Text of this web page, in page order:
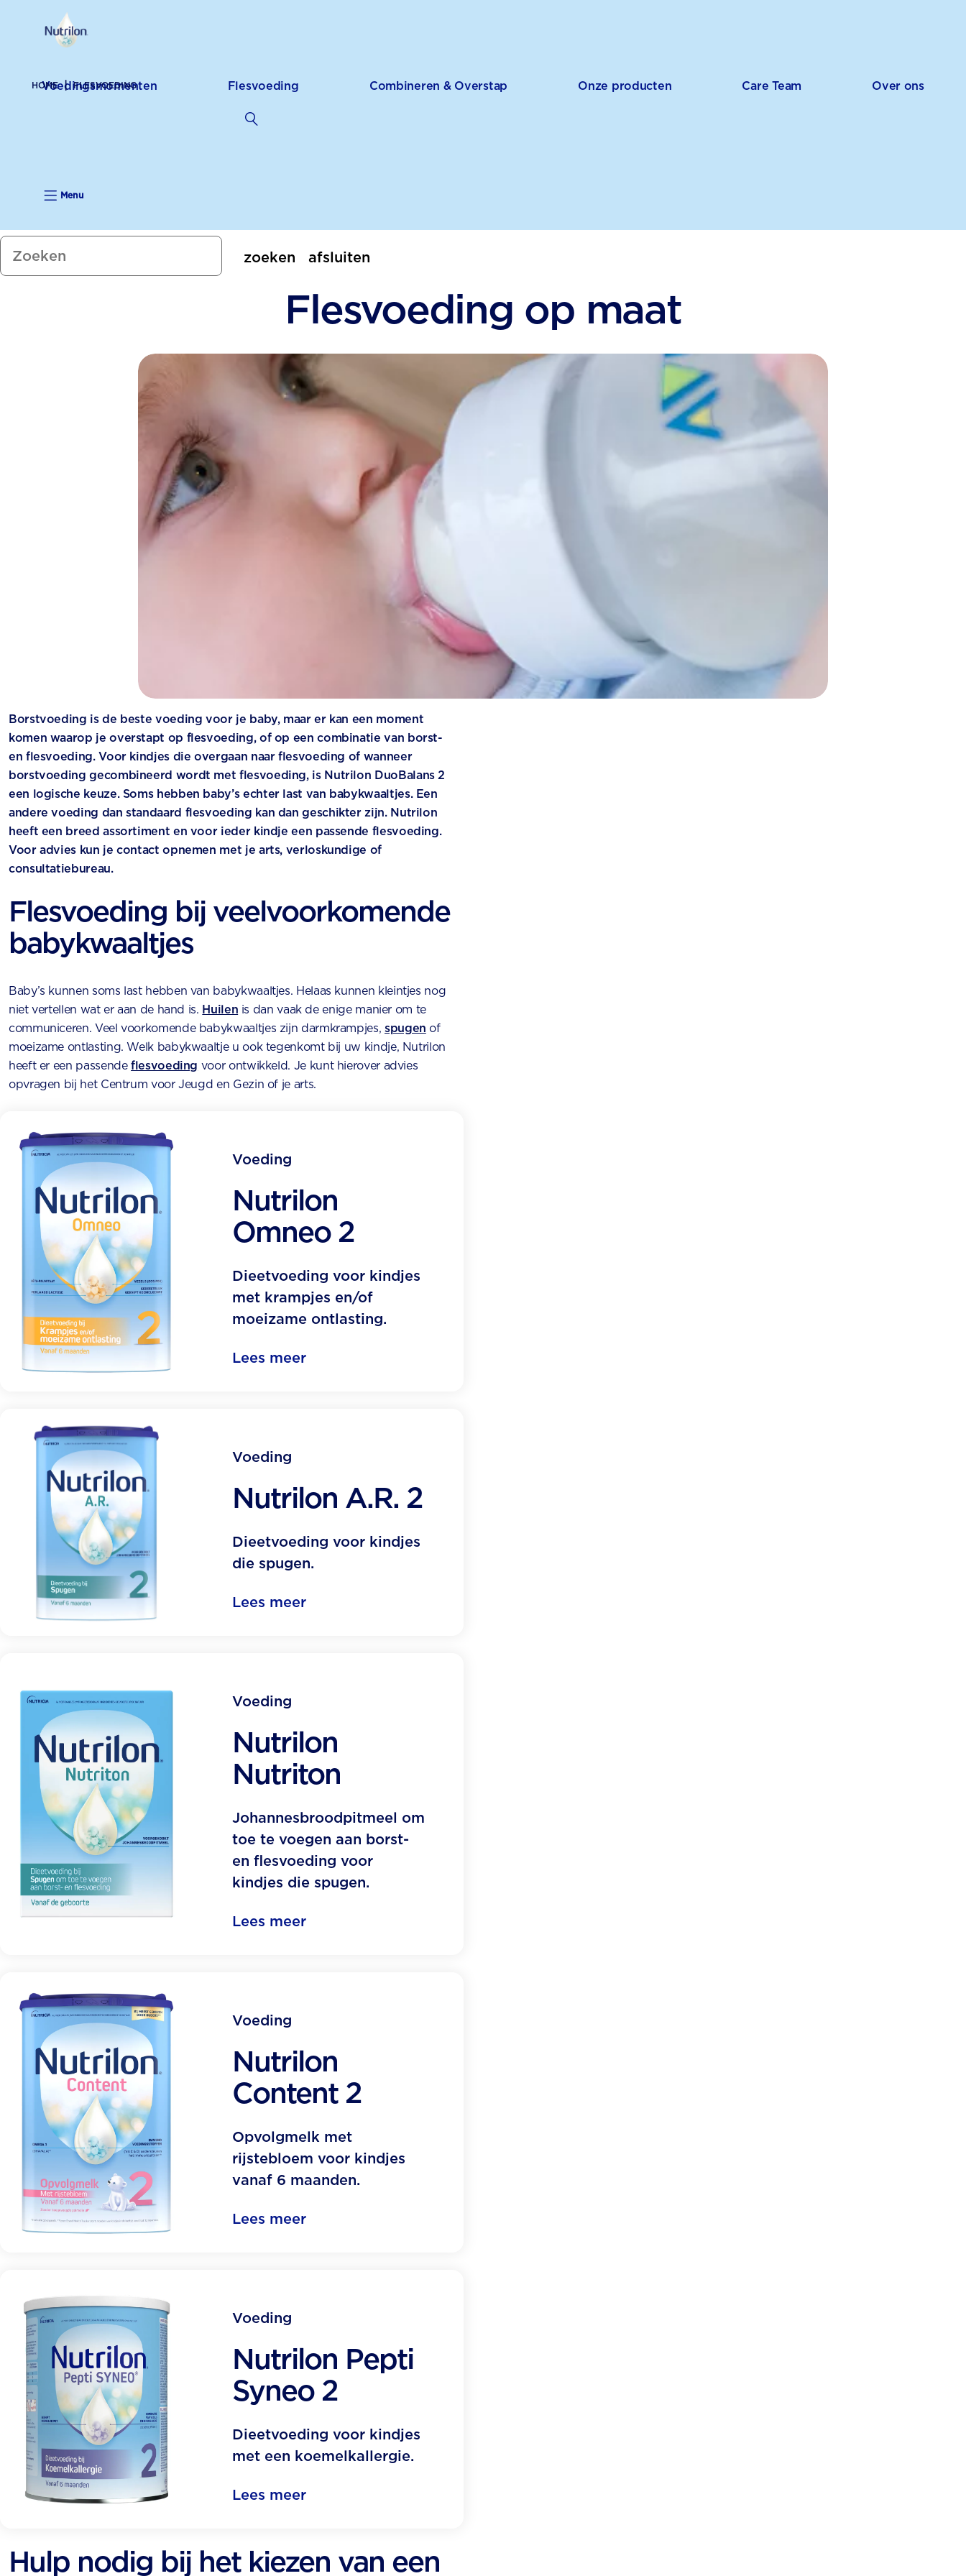
Voedingsmomenten Flesvoeding Combineren & Overstap Onze producten Care Team Over ons
Menu
zoeken afsluiten
Flesvoeding op maat
HOME FLESVOEDING
Borstvoeding is de beste voeding voor je baby, maar er kan een moment
komen waarop je overstapt op flesvoeding, of op een combinatie van borst-
en flesvoeding. Voor kindjes die overgaan naar flesvoeding of wanneer
borstvoeding gecombineerd wordt met flesvoeding, is Nutrilon DuoBalans 2
een logische keuze. Soms hebben baby’s echter last van babykwaaltjes. Een
andere voeding dan standaard flesvoeding kan dan geschikter zijn. Nutrilon
heeft een breed assortiment en voor ieder kindje een passende flesvoeding.
Voor advies kun je contact opnemen met je arts, verloskundige of
consultatiebureau.
Flesvoeding bij veelvoorkomende
babykwaaltjes
Baby’s kunnen soms last hebben van babykwaaltjes. Helaas kunnen kleintjes nog
niet vertellen wat er aan de hand is. Huilen is dan vaak de enige manier om te
communiceren. Veel voorkomende babykwaaltjes zijn darmkrampjes, spugen of
moeizame ontlasting. Welk babykwaaltje u ook tegenkomt bij uw kindje, Nutrilon
heeft er een passendeflesvoeding voor ontwikkeld. Je kunt hierover advies
opvragen bij het Centrum voor Jeugd en Gezin of je arts.
Voeding
Nutrilon
Omneo 2
Dieetvoeding voor kindjes
met krampjes en/of
moeizame ontlasting.
Lees meer
Voeding
Nutrilon A.R. 2
Dieetvoeding voor kindjes
die spugen.
Lees meer
Voeding
Nutrilon
Nutriton
Johannesbroodpitmeel om
toe te voegen aan borst-
en flesvoeding voor
kindjes die spugen.
Lees meer
Voeding
Nutrilon
Content 2
Opvolgmelk met
rijstebloem voor kindjes
vanaf 6 maanden.
Lees meer
Voeding
Nutrilon Pepti
Syneo 2
Dieetvoeding voor kindjes
met een koemelkallergie.
Lees meer
Hulp nodig bij het kiezen van een